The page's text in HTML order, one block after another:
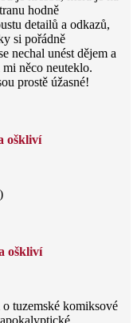
hodně
detailů a odkazů,
si pořádně
nechal unést dějem a
něco neuteklo.
prostě úžasné!
oškliví
oškliví
tuzemské komiksové